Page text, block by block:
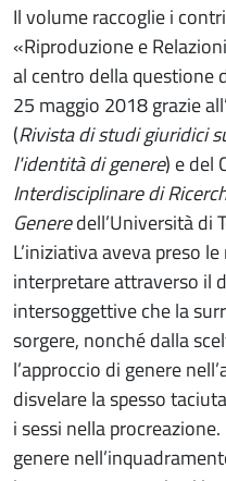
Il volume raccoglie i
«Riproduzione e
al centro della questione
25 maggio 2018 grazie
(Rivista di studi giuridici
l'identità di genere) e del
Interdisciplinare di
Generedell’Università di
L’iniziativa aveva preso
interpretare attraverso il
intersoggettive che la
sorgere, nonché dalla
l’approccio di genere
disvelare la spesso
i sessi nella
genere